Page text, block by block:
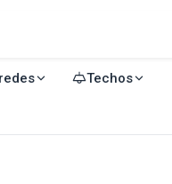
Techos